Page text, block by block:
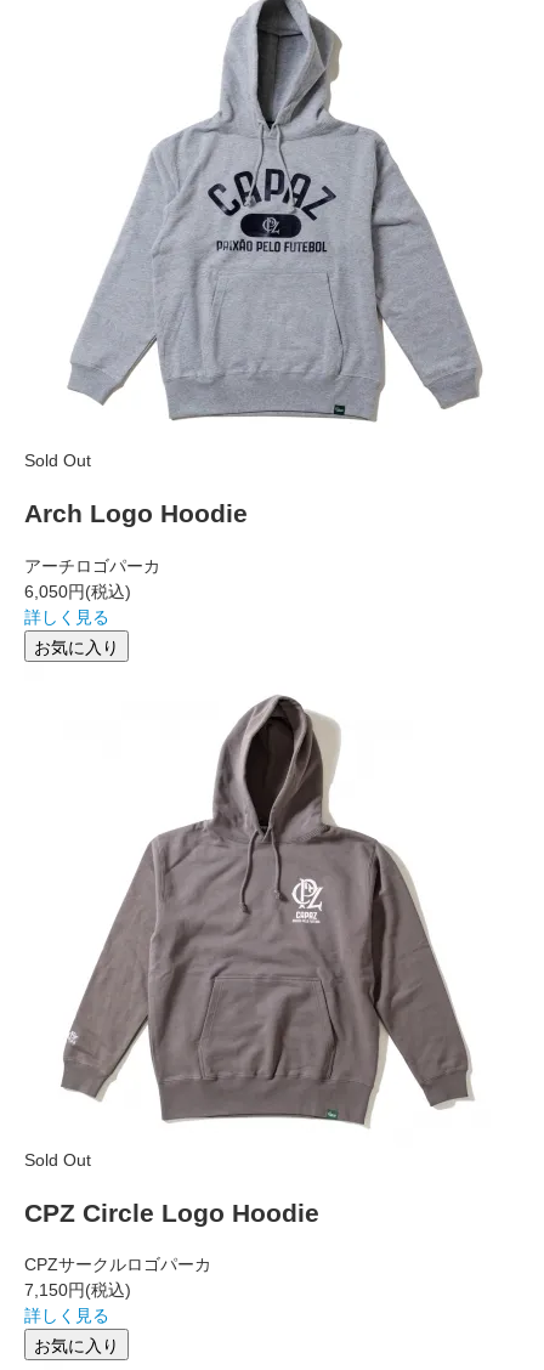
Sold Out
Arch Logo Hoodie
アーチロゴパーカ
6,050円(税込)
詳しく見る
お気に入り
Sold Out
CPZ Circle Logo Hoodie
CPZサークルロゴパーカ
7,150円(税込)
詳しく見る
お気に入り